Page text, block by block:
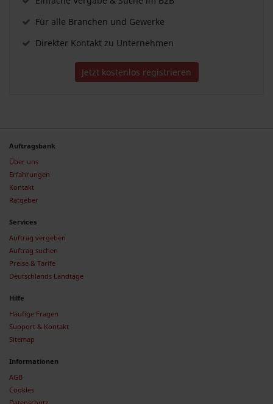
Für alle Branchen und Gewerke
Direkter Kontakt zu Unternehmen
Jetzt kostenlos registrieren
Auftragsbank
Über uns
Erfahrungen
Kontakt
Ratgeber
Services
Auftrag vergeben
Auftrag suchen
Preise & Tarife
Deutschlands Landtage
Hilfe
Häufige Fragen
Support & Kontakt
Sitemap
Informationen
AGB
Cookies